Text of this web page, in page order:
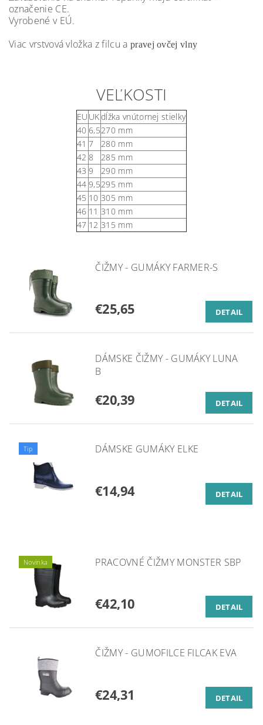
označenie CE.
Vyrobené v EÚ.
Viac vrstvová vložka z filcu a pravej ovčej vlny
VEĽKOSTI
EU UKdĺžka vnútornej stielky
40 6,5270 mm
41 7
280 mm
42 8
285 mm
43 9
290 mm
44 9,5295 mm
45 10 305 mm
46 11 310 mm
47 12 315 mm
ČIŽMY - GUMÁKY FARMER-S
€25,65 DETAIL
DÁMSKE ČIŽMY - GUMÁKY LUNA
B
€20,39 DETAIL
Tip DÁMSKE GUMÁKY ELKE
€14,94 DETAIL
Novinka PRACOVNÉ ČIŽMY MONSTER SBP
€42,10 DETAIL
ČIŽMY - GUMOFILCE FILCAK EVA
€24,31 DETAIL